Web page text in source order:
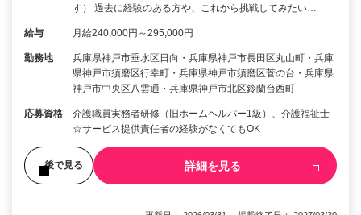
す） 過去に経験のある方や、これから挑戦してみたい…
給与 月給240,000円～295,000円
勤務地
兵庫県神戸市垂水区日向・兵庫県神戸市長田区丸山町・兵庫
県神戸市須磨区行幸町・兵庫県神戸市須磨区菅の台・兵庫県
神戸市中央区八雲通・兵庫県神戸市北区鈴蘭台西町
応募資格
介護職員実務者研修（旧ホームヘルパー1級）、介護福祉士
☆サービス提供責任者の経験がなくてもOK
後で見る 詳細を見る